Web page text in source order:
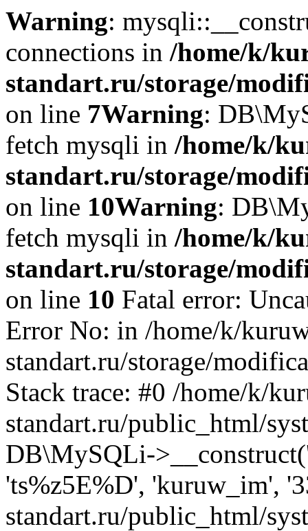
Warning:
connections in /home/k/
standart.ru/storage/
on line 7Warning:
fetch mysqli in /home/k/
standart.ru/storage/
on line 10Warning:
fetch mysqli in /home/k/
standart.ru/storage/
on line 10 Fatal error:
Error No: in /home/k/
standart.ru/storage/
Stack trace: #0 /home/k/
standart.ru/public_html/
DB\MySQLi-
'ts%z5E%D', 'kuruw_im',
standart.ru/public_html/